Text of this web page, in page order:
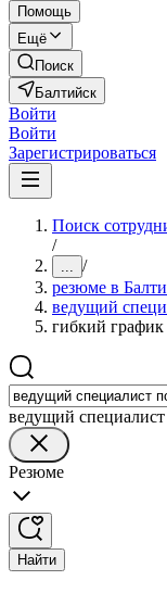
Помощь
Ещё
Поиск
Балтийск
Войти
Войти
Зарегистрироваться
Поиск
/
... /
резюме в
ведущий
гибкий график
ведущий
Резюме
Найти